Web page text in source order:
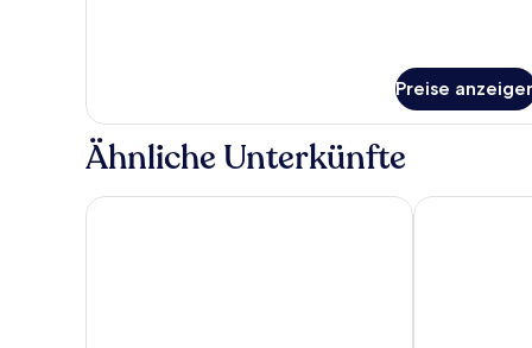
Preise
Ähnliche Unterkünfte
Arthotel ANA Liberty, Trademark Collection by
a&o Bremen